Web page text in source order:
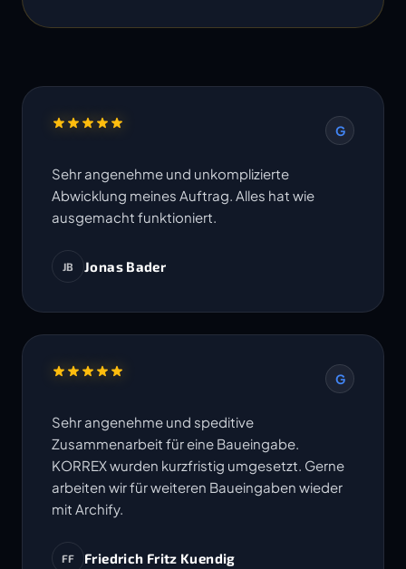
G
Sehr angenehme und unkomplizierte
Abwicklung meines Auftrag. Alles hat wie
ausgemacht funktioniert.
JB Jonas Bader
G
Sehr angenehme und speditive
Zusammenarbeit für eine Baueingabe.
KORREX wurden kurzfristig umgesetzt. Gerne
arbeiten wir für weiteren Baueingaben wieder
mit Archify.
FF Friedrich Fritz Kuendig